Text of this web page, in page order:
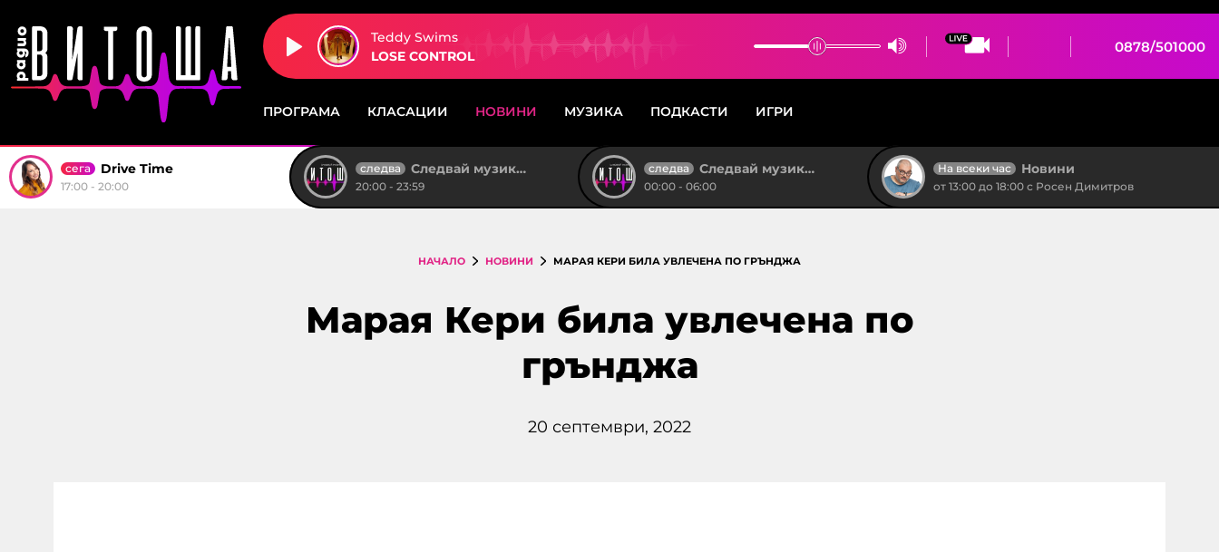
Teddy Swims
LOSE CONTROL
0878/501000
ПРОГРАМА КЛАСАЦИИ НОВИНИ МУЗИКА ПОДКАСТИ ИГРИ
сега Drive Time
17:00 - 20:00
следва Следвай музиката!
20:00 - 23:59
следва Следвай музиката!
00:00 - 06:00
На всеки час Новини
от 13:00 до 18:00 с Росен Димитров
НАЧАЛО НОВИНИ МАРАЯ КЕРИ БИЛА УВЛЕЧЕНА ПО ГРЪНДЖА
Марая Кери била увлечена по
грънджа
20 септември, 2022